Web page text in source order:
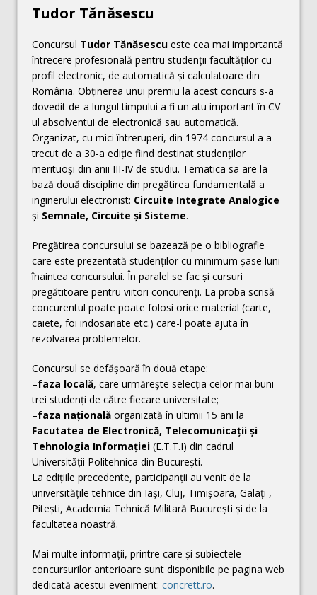
Tudor Tănăsescu
Concursul Tudor Tănăsescu este cea mai importantă
întrecere profesională pentru studenţii facultăţilor cu
profil electronic, de automatică şi calculatoare din
România. Obţinerea unui premiu la acest concurs s-a
dovedit de-a lungul timpului a fi un atu important în CV-
ul absolventui de electronică sau automatică.
Organizat, cu mici întreruperi, din 1974 concursul a a
trecut de a 30-a ediţie fiind destinat studenţilor
merituoşi din anii III-IV de studiu. Tematica sa are la
bază două discipline din pregătirea fundamentală a
inginerului electronist: Circuite Integrate Analogice
şi Semnale, Circuite şi Sisteme.
Pregătirea concursului se bazează pe o bibliografie
care este prezentată studenţilor cu minimum şase luni
înaintea concursului. În paralel se fac şi cursuri
pregătitoare pentru viitori concurenţi. La proba scrisă
concurentul poate poate folosi orice material (carte,
caiete, foi indosariate etc.) care-l poate ajuta în
rezolvarea problemelor.
Concursul se defășoară în două etape:
–faza locală, care urmăreşte selecţia celor mai buni
trei studenţi de către fiecare universitate;
–faza naţională organizată în ultimii 15 ani la
Facutatea de Electronică, Telecomunicaţii şi
Tehnologia Informaţiei (E.T.T.I) din cadrul
Universităţii Politehnica din Bucureşti.
La ediţiile precedente, participanţii au venit de la
universităţile tehnice din Iaşi, Cluj, Timişoara, Galaţi ,
Piteşti, Academia Tehnică Militară Bucureşti şi de la
facultatea noastră.
Mai multe informaţii, printre care şi subiectele
concursurilor anterioare sunt disponibile pe pagina web
dedicată acestui eveniment: concrett.ro.